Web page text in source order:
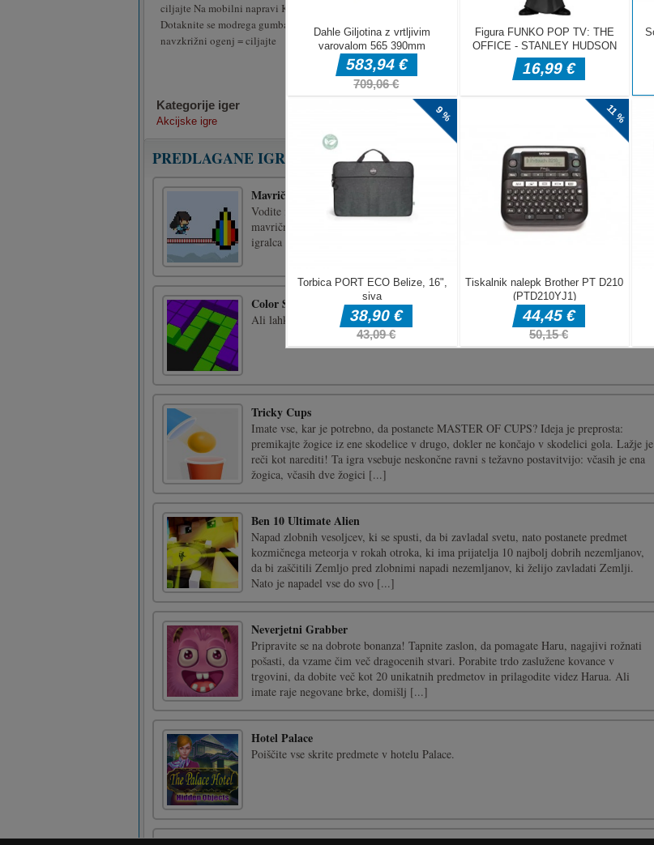
ciljajte Na mobilni napravi Krmilna palica na zaslonu
Dotaknite se modrega gumba = pomišljajPovlecite
navzkrižni ogenj = ciljajte
Kategorije iger
Akcijske igre
PREDLAGANE IGRE
Mavrične kapljice
Vodite igralca tako, da prevzamete nadzor nad sladkarijami in zberete čim več
mavričnih kapljic, pazite na te grde bombe!GOR in DOL za igralca ena.W in Sfor
igralca dva.
Color Splash 3D
Ali lahko to napolnite z barvo!Dotaknite se barve za predvajanje
Imate vse, kar je potrebno, da postanete MASTER OF CUPS? Ideja je preprosta:
premikajte žogice iz ene skodelice v drugo, dokler ne končajo v skodelici gola. Lažje je
reči kot narediti! Ta igra vsebuje neskončne ravni s težavno postavitvijo: včasih je ena
žogica, včasih dve žogici [...]
Ben 10 Ultimate Alien
Napad zlobnih vesoljcev, ki se spusti, da bi zavladal svetu, nato postanete predmet
kozmičnega meteorja v rokah otroka, ki ima prijatelja 10 najbolj dobrih nezemljanov,
da bi zaščitili Zemljo pred zlobnimi napadi nezemljanov, ki želijo zavladati Zemlji.
Nato je napadel vse do svo [...]
Neverjetni Grabber
Pripravite se na dobrote bonanza! Tapnite zaslon, da pomagate Haru, nagajivi rožnati
pošasti, da vzame čim več dragocenih stvari. Porabite trdo zaslužene kovance v
trgovini, da dobite več kot 20 unikatnih predmetov in prilagodite videz Harua. Ali
imate raje negovane brke, domišlj [...]
Hotel Palace
Poiščite vse skrite predmete v hotelu Palace.